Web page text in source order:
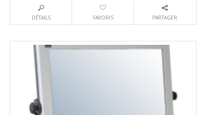
DÉTAILS FAVORIS PARTAGER